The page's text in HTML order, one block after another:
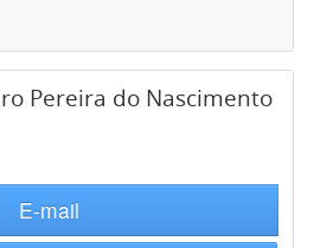
Pereira do Nascimento
E-mail